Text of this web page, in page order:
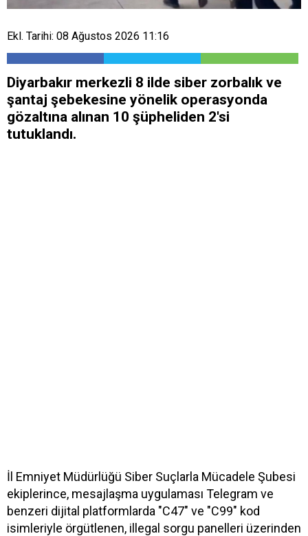
Ekl. Tarihi: 08 Ağustos 2026 11:16
Diyarbakır merkezli 8 ilde siber zorbalık ve
şantaj şebekesine yönelik operasyonda
gözaltına alınan 10 şüpheliden 2'si
tutuklandı.
İl Emniyet Müdürlüğü Siber Suçlarla Mücadele Şubesi
ekiplerince, mesajlaşma uygulaması Telegram ve
benzeri dijital platformlarda "C47" ve "C99" kod
isimleriyle örgütlenen, illegal sorgu panelleri üzerinden